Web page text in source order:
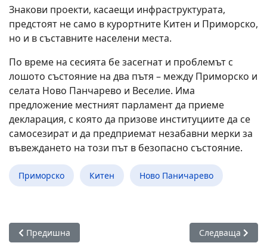
Знакови проекти, касаещи инфраструктурата,
предстоят не само в курортните Китен и Приморско,
но и в съставните населени места.
По време на сесията бе засегнат и проблемът с
лошото състояние на два пътя – между Приморско и
селата Ново Панчарево и Веселие. Има
предложение местният парламент да приеме
декларация, с която да призове институциите да се
самосезират и да предприемат незабавни мерки за
въвеждането на този път в безопасно състояние.
Приморско Китен Ново Паничарево
Предишна статия: В Приморско организират акция за
Предишна Следваща
Следваща